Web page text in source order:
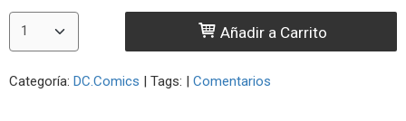
Añadir a Carrito
Categoría: DC.Comics | Tags: | Comentarios